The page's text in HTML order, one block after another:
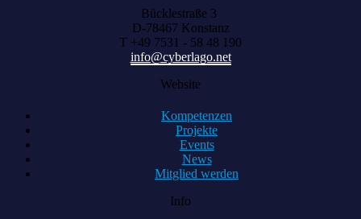
Bücklestraße 3
D-78467 Konstanz
T +49 7531 - 58 48 190
info@cyberlago.net
Website
Kompetenzen
Projekte
Events
News
Mitglied werden
Info